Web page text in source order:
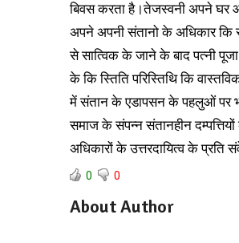
बिवस करता है।तेजस्वनी अपने घर
अपने अपनी संतानो के अधिकार कि
से सात्विक के जाने के बाद पत्नी
के कि स्तिति परिस्तिथि कि
में संतान के एडापसन के पहलुओं पर
समाज के संपन्न संतानहीन
अधिकारों के उत्तरदायित्व के
0 0
About Author